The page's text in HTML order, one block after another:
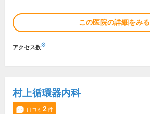
この医院の詳細をみる
アクセス数※
村上循環器内科
口コミ 2件